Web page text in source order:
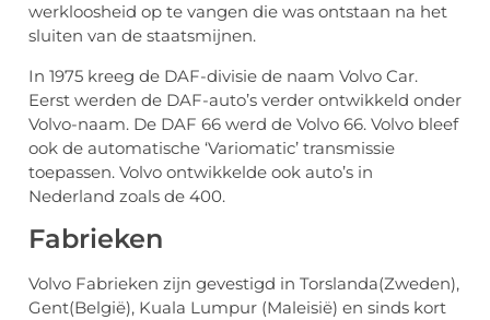
werkloosheid op te vangen die was ontstaan na het
sluiten van de staatsmijnen.
In 1975 kreeg de DAF-divisie de naam Volvo Car.
Eerst werden de DAF-auto’s verder ontwikkeld onder
Volvo-naam. De DAF 66 werd de Volvo 66. Volvo bleef
ook de automatische ‘Variomatic’ transmissie
toepassen. Volvo ontwikkelde ook auto’s in
Nederland zoals de 400.
Fabrieken
Volvo Fabrieken zijn gevestigd in Torslanda(Zweden),
Gent(België), Kuala Lumpur (Maleisië) en sinds kort